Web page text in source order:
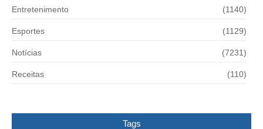
Entretenimento (1140)
Esportes (1129)
Notícias (7231)
Receitas (110)
Tags